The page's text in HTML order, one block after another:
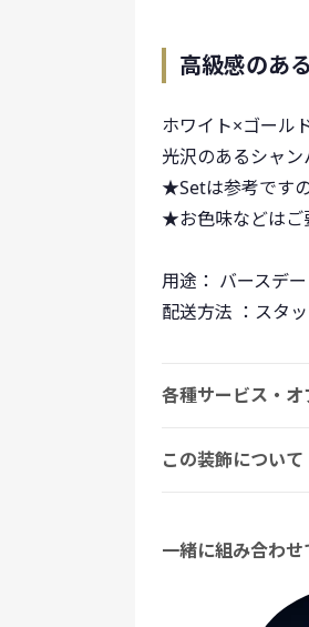
高級感のあ
ホワイト×ゴール
光沢のあるシャン
★Setは参考です
★お色味などはご
用途： バースデ
配送方法 ：スタ
各種サービス・オ
この装飾について
一緒に組み合わ